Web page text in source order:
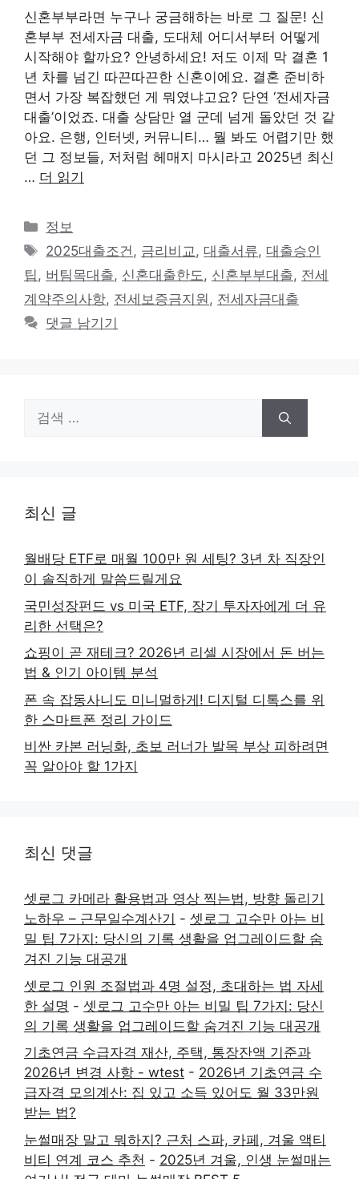
신혼부부라면 누구나 궁금해하는 바로 그 질문! 신
혼부부 전세자금 대출, 도대체 어디서부터 어떻게
시작해야 할까요? 안녕하세요! 저도 이제 막 결혼 1
년 차를 넘긴 따끈따끈한 신혼이에요. 결혼 준비하
면서 가장 복잡했던 게 뭐였냐고요? 단연 ‘전세자금
대출’이었죠. 대출 상담만 열 군데 넘게 돌았던 것 같
아요. 은행, 인터넷, 커뮤니티… 뭘 봐도 어렵기만 했
던 그 정보들, 저처럼 헤매지 마시라고 2025년 최신
… 더 읽기
카
테
리
정보
태
그
2025대출조건, 금리비교, 대출서류, 대출승인
팁, 버팀목대출, 신혼대출한도, 신혼부부대출, 전세
계약주의사항, 전세보증금지원 , 전세자금대출
댓글 남기기
색:
최신 글
월배당 ETF로 매월 100만 원 세팅? 3년 차 직장인
이 솔직하게 말씀드릴게요
국민성장펀드 vs 미국 ETF, 장기 투자자에게 더 유
리한 선택은?
쇼핑이 곧 재테크? 2026년 리셀 시장에서 돈 버는
법 & 인기 아이템 분석
폰 속 잡동사니도 미니멀하게! 디지털 디톡스를 위
한 스마트폰 정리 가이드
비싼 카본 러닝화, 초보 러너가 발목 부상 피하려면
꼭 알아야 할 1가지
최신 댓글
셋로그 카메라 활용법과 영상 찍는법, 방향 돌리기
노하우 – 근무일수계산기 - 셋로그 고수만 아는 비
밀 팁 7가지: 당신의 기록 생활을 업그레이드할 숨
겨진 기능 대공개
셋로그 인원 조절법과 4명 설정, 초대하는 법 자세
한 설명 - 셋로그 고수만 아는 비밀 팁 7가지: 당신
의 기록 생활을 업그레이드할 숨겨진 기능 대공개
기초연금 수급자격 재산, 주택, 통장잔액 기준과
2026년 변경 사항 - wtest - 2026년 기초연금 수
급자격 모의계산: 집 있고 소득 있어도 월 33만원
받는 법?
눈썰매장 말고 뭐하지? 근처 스파, 카페, 겨울 액티
비티 연계 코스 추천 - 2025년 겨울, 인생 눈썰매는